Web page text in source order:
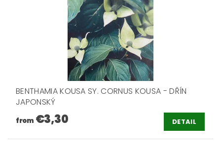
BENTHAMIA KOUSA SY. CORNUS KOUSA - DŘÍN
JAPONSKÝ
from €3,30 DETAIL